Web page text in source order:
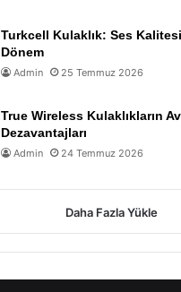
Turkcell Kulaklık: Ses
Dönem
Admin 25 Temmuz 2026
True Wireless Kulaklıkların
Dezavantajları
Admin 24 Temmuz 2026
Daha Fazla Yükle